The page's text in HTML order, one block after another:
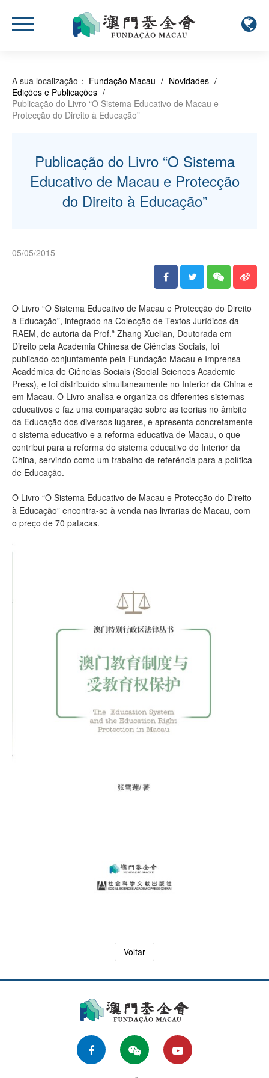
A sua localização： Fundação Macau / Novidades /
Edições e Publicações /
Publicação do Livro “O Sistema Educativo de Macau e
Protecção do Direito à Educação”
Publicação do Livro “O Sistema
Educativo de Macau e Protecção
do Direito à Educação”
05/05/2015
O Livro “O Sistema Educativo de Macau e Protecção do Direito
à Educação”, integrado na Colecção de Textos Jurídicos da
RAEM, de autoria da Prof.ª Zhang Xuelian, Doutorada em
Direito pela Academia Chinesa de Ciências Sociais, foi
publicado conjuntamente pela Fundação Macau e Imprensa
Académica de Ciências Sociais (Social Sciences Academic
Press), e foi distribuído simultaneamente no Interior da China e
em Macau. O Livro analisa e organiza os diferentes sistemas
educativos e faz uma comparação sobre as teorias no âmbito
da Educação dos diversos lugares, e apresenta concretamente
o sistema educativo e a reforma educativa de Macau, o que
contribui para a reforma do sistema educativo do Interior da
China, servindo como um trabalho de referência para a política
de Educação.
O Livro “O Sistema Educativo de Macau e Protecção do Direito
à Educação” encontra-se à venda nas livrarias de Macau, com
o preço de 70 patacas.
Voltar